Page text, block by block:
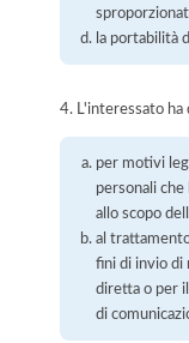
la portabilità
4. L'interessato
per motivi
personali
allo scopo
al
fini di invio di
diretta o per
di